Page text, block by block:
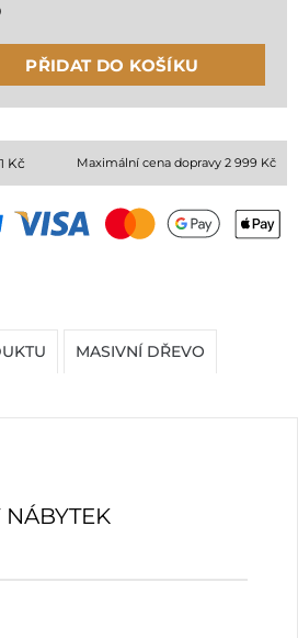
PŘIDAT DO KOŠÍKU
Kč Maximální cena dopravy 2 999 Kč
MASIVNÍ DŘEVO